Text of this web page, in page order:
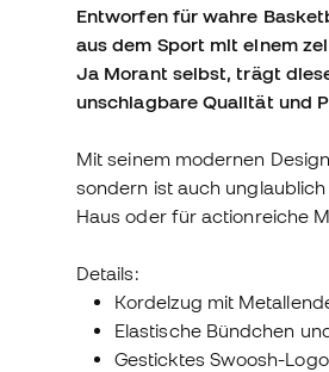
Entworfen für wahre
aus dem Sport mit einem
Ja Morant selbst, trägt
unschlagbare Qualität und
Mit seinem modernen
sondern ist auch
Haus oder für actionreiche
Details:
Kordelzug mit
Elastische Bündchen
Gesticktes Swoosh-Logo